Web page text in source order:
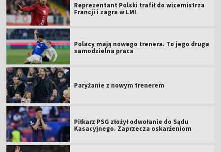
Reprezentant Polski trafił do wicemistrza
Francji i zagra w LM!
Polacy mają nowego trenera. To jego druga
samodzielna praca
Paryżanie z nowym trenerem
Piłkarz PSG złożył odwołanie do Sądu
Kasacyjnego. Zaprzecza oskarżeniom